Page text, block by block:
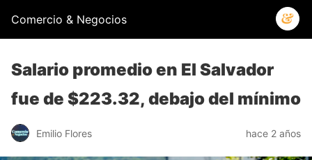
Comercio & Negocios
Salario promedio en El Salvador
fue de $223.32, debajo del mínimo
Emilio Flores hace 2 años